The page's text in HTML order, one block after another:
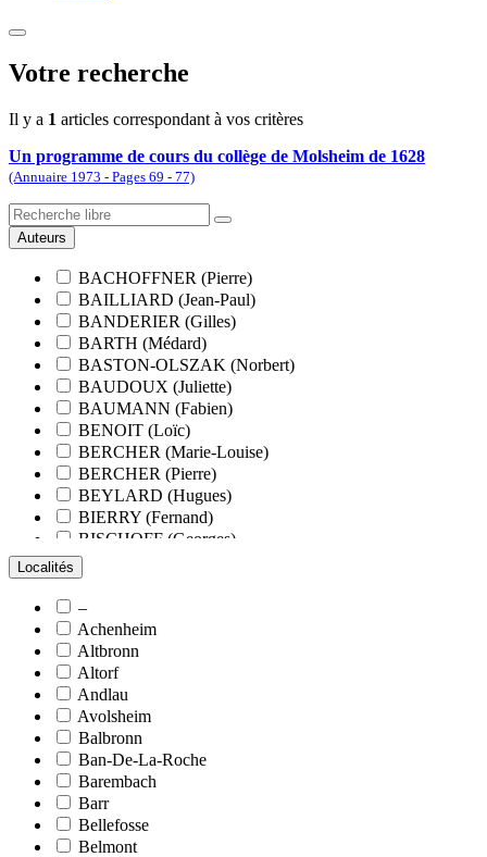
Votre recherche
Il y a 1 articles correspondant à vos critères
Un programme de cours du collège de Molsheim de 1628
(Annuaire 1973 - Pages 69 - 77)
Auteurs
BACHOFFNER (Pierre)
BAILLIARD (Jean-Paul)
BANDERIER (Gilles)
BARTH (Médard)
BASTON-OLSZAK (Norbert)
BAUDOUX (Juliette)
BAUMANN (Fabien)
BENOIT (Loïc)
BERCHER (Marie-Louise)
BERCHER (Pierre)
BEYLARD (Hugues)
BIERRY (Fernand)
BISCHOFF (Georges)
BLANCHARD (François)
BLANCHARD (Pierre-Valentin)
BLUMENROEDER (Quentin)
BOEHLER (Jean-Michel)
BOËS (Simone)
BORNERT (René)
BOUR (Bernard)
BOURCART (Jean)
BOUVET (Maurice)
BOXBERGER (Romain)
BRAUN (Jean)
BRAUN (Suzanne)
BRETZ (Nicolas)
Localités
–
Achenheim
Altbronn
Altorf
Andlau
Avolsheim
Balbronn
Ban-De-La-Roche
Barembach
Barr
Bellefosse
Belmont